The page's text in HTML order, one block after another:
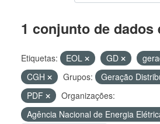
1 conjunto de dados
Etiquetas: EOL GD
CGH
Grupos: Geração
PDF
Organizações:
Agência Nacional de Energia